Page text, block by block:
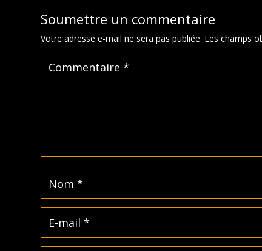
Soumettre un commentaire
Votre adresse e-mail ne sera pas publiée. Les champs